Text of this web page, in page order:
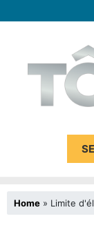
Home » Limite